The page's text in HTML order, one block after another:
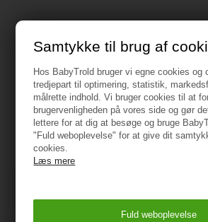
Samtykke til brug af
Hos BabyTrold bruger vi egne cookies og
tredjepart til optimering, statistik,
målrette indhold. Vi bruger cookies til at
brugervenligheden på vores side og gør
lettere for at dig at besøge og bruge
"Fuld weboplevelse" for at give dit
cookies.
Læs mere
Måske er du også
følgende